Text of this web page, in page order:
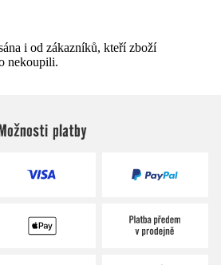
i od zákazníků, kteří zboží
nekoupili.
platby